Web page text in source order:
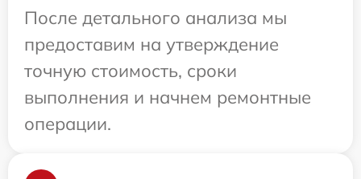
После детального анализа мы
предоставим на утверждение
точную стоимость, сроки
выполнения и начнем ремонтные
операции.